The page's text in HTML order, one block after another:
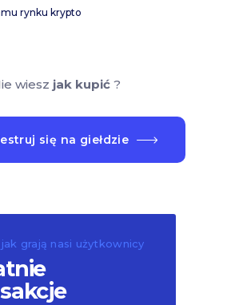
rynku krypto
wiesz jak kupić?
się na giełdzie
grają nasi użytkownicy